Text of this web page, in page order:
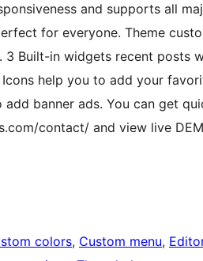
and supports all
for everyone. Theme
3 Built-in widgets recent posts
help you to add your
banner ads. You can get
contact/ and view live
colors, Custom menu,